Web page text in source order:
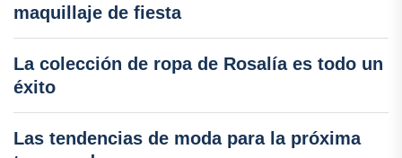
maquillaje de fiesta
La colección de ropa de Rosalía es todo un
éxito
Las tendencias de moda para la próxima